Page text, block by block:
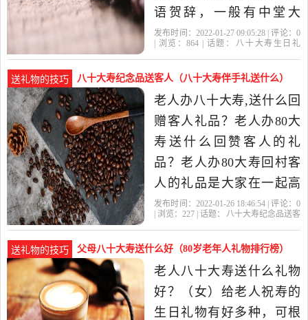
语贺辞，一般有中堂大
小，多为金色、红色 2、寿
桃：有的用鲜桃，多数是
用面粉制成 4、寿酒：祝寿
时用酒 5、寿面：寿面要长
3尺，每束须百根以上，
发布时间：2022-01-27 09:05:28 | 评论： 0
| 浏览：864 | 话题：
八十大寿生日礼
送礼物的技巧 八十大寿纪念品送客人（八十大寿伴手礼送什么）
老人办八十大寿,送什么回
赠客人礼品？老人办80大
寿送什么回赞客人的礼
品？老人办80大寿回村客
人的礼品是大家在一起高
兴的。吃一顿也因为大家
用什么回赠礼品。80岁老
人过生日应该打发客人点
什么纪念品？可以送一些
比较实用的纪念品，也可
发布时间：2022-01-26 18:46:54 | 评论： 0
| 浏览： 227 | 话题：
八十大寿纪念品送客
送礼物的技巧 父母八十大寿送什么好（80岁老年人礼物排行榜）
老人八十大寿送什么礼物
好？（女）给老人祝寿的
生日礼物有好多种，可根